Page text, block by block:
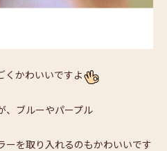
くかわいいですよ
、ブルーやパープル
ーを取り入れるのもかわいいです